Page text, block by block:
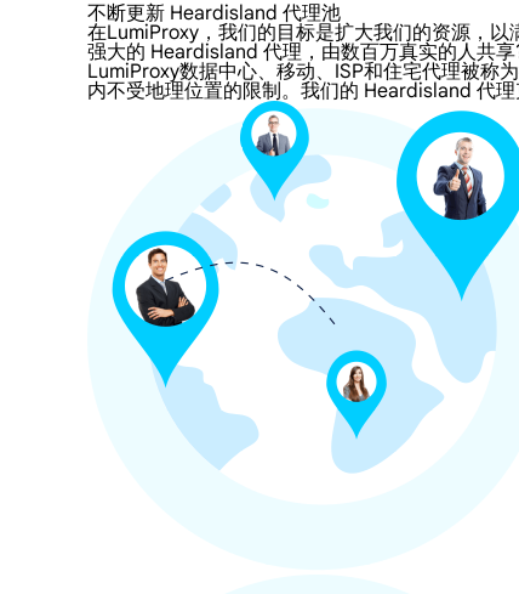
不断更新 Heardisland 代理池
在LumiProxy，我们的目标是扩大我们的资源，
强大的 Heardisland 代理，由数百万真实的人共享
LumiProxy数据中心、移动、ISP和住宅代理被称
内不受地理位置的限制。我们的 Heardisland 代